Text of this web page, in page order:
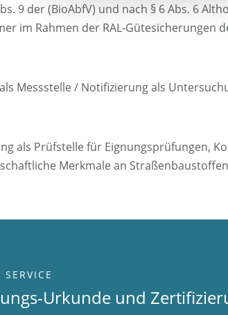
9 der (BioAbfV) und nach § 6 Abs. 6
im Rahmen der RAL-Gütesicherungen
Messstelle / Notifizierung als
als Prüfstelle für Eignungsprüfungen,
Merkmale an Straßenbaustoffen
Urkunde und